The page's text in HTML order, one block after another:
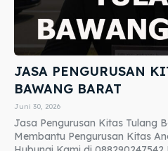
JASA PENGURUSAN
BAWANG BARAT
Juni 30, 2026
Jasa Pengurusan Kitas Tulang
Membantu Pengurusan Kitas